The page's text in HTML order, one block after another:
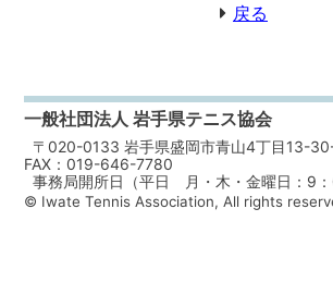
戻る
一般社団法人 岩手県テニス協会
〒020-0133 岩手県盛岡市青山4丁目13-
FAX：019-646-7780
事務局開所日（平日 月・木・金曜日：9：
© Iwate Tennis Association, All rights